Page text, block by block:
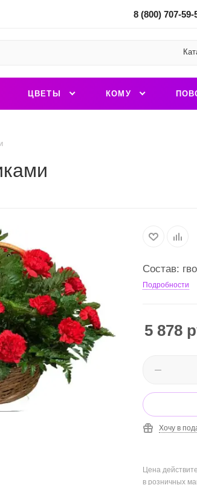
8 (800) 707-59-
ЦВЕТЫ КОМУ
Состав:
Подробности
5 878
Хочу в
Цена
в розничных